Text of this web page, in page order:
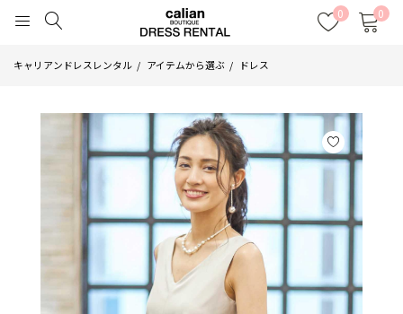
0 0
キャリアンドレスレンタル アイテムから選ぶ ドレス